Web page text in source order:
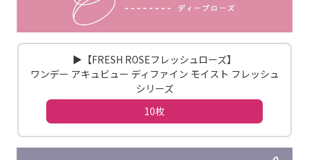
▶【FRESH ROSEフレッシュローズ】
ワンデー アキュビュー ディファイン モイスト フレッシュ
シリーズ
10枚